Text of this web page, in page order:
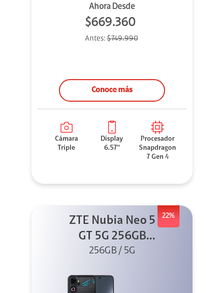
Ahora Desde
$669.360
Antes:$749.990
Conoce más
Cámara
Triple
Display
6.57''
Procesador
Snapdragon
7 Gen 4
22%
ZTE Nubia Neo 5
GT 5G 256GB
Negro + GPAD +
256GB / 5G